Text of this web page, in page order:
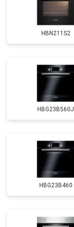
HBN211S2
HBG23B560J
HBG23B460